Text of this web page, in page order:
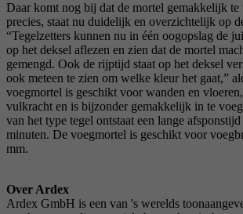
Daar komt nog bij dat de mortel gemakkelijk
precies, staat nu duidelijk en overzichtelijk op
“Tegelzetters kunnen nu in één oogopslag de
op het deksel aflezen en zien dat de mortel
gemengd. Ook de rijptijd staat op het deksel
ook meteen te zien om welke kleur het gaat,”
voegmortel is geschikt voor wanden en
vulkracht en is bijzonder gemakkelijk in te
van het type tegel ontstaat een lange
minuten. De voegmortel is geschikt voor
mm.
Over Ardex
Ardex GmbH is een van 's werelds